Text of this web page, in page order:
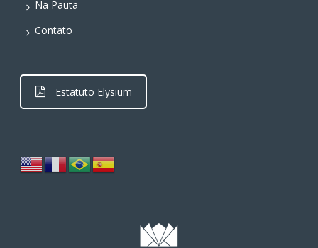
Na Pauta
Contato
Estatuto Elysium